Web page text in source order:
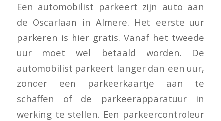
Een automobilist parkeert zijn auto aan
de Oscarlaan in Almere. Het eerste uur
parkeren is hier gratis. Vanaf het tweede
uur moet wel betaald worden. De
automobilist parkeert langer dan een uur,
zonder een parkeerkaartje aan te
schaffen of de parkeerapparatuur in
werking te stellen. Een parkeercontroleur